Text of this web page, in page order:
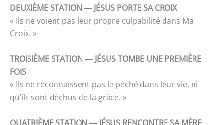
DEUXIÈME STATION ― JÉSUS PORTE SA CROIX
« Ils ne voient pas leur propre culpabilité dans Ma
Croix. »
TROISIÈME STATION ― JÉSUS TOMBE UNE PREMIÈRE
FOIS
« Ils ne reconnaissent pas le péché dans leur vie, ni
qu’ils sont déchus de la grâce. »
QUATRIÈME STATION ― JÉSUS RENCONTRE SA MÈRE